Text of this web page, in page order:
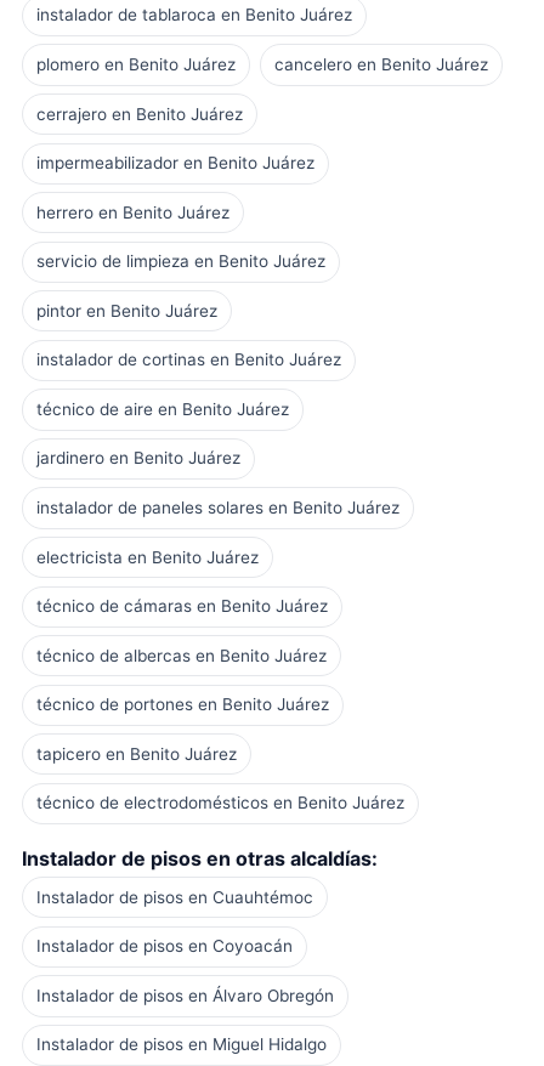
instalador de tablaroca en Benito Juárez
plomero en Benito Juárez cancelero en Benito Juárez
cerrajero en Benito Juárez
impermeabilizador en Benito Juárez
herrero en Benito Juárez
servicio de limpieza en Benito Juárez
pintor en Benito Juárez
instalador de cortinas en Benito Juárez
técnico de aire en Benito Juárez
jardinero en Benito Juárez
instalador de paneles solares en Benito Juárez
electricista en Benito Juárez
técnico de cámaras en Benito Juárez
técnico de albercas en Benito Juárez
técnico de portones en Benito Juárez
tapicero en Benito Juárez
técnico de electrodomésticos en Benito Juárez
Instalador de pisos en otras alcaldías:
Instalador de pisos en Cuauhtémoc
Instalador de pisos en Coyoacán
Instalador de pisos en Álvaro Obregón
Instalador de pisos en Miguel Hidalgo